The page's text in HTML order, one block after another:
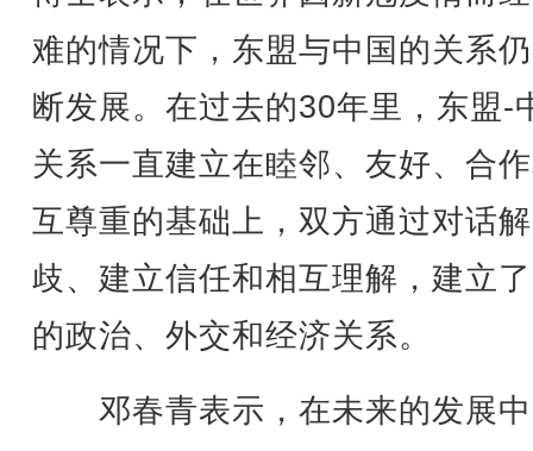
难的情况下，东盟与中国的关系
断发展。在过去的30年里，东盟-
关系一直建立在睦邻、友好、合
互尊重的基础上，双方通过对话
歧、建立信任和相互理解，建立
的政治、外交和经济关系。
邓春青表示，在未来的发展